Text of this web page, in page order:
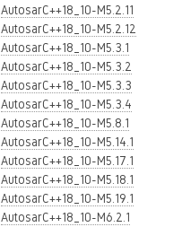
AutosarC++18_10-M5.2.11
AutosarC++18_10-M5.2.12
AutosarC++18_10-M5.3.1
AutosarC++18_10-M5.3.2
AutosarC++18_10-M5.3.3
AutosarC++18_10-M5.3.4
AutosarC++18_10-M5.8.1
AutosarC++18_10-M5.14.1
AutosarC++18_10-M5.17.1
AutosarC++18_10-M5.18.1
AutosarC++18_10-M5.19.1
AutosarC++18_10-M6.2.1